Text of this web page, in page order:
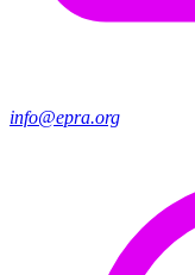
info@epra.org